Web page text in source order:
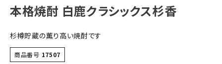
キーワードから探す
受賞酒
本格焼酎 白鹿クラシックス杉香
杉樽貯蔵の薫り高い焼酎です
商品番号 17507